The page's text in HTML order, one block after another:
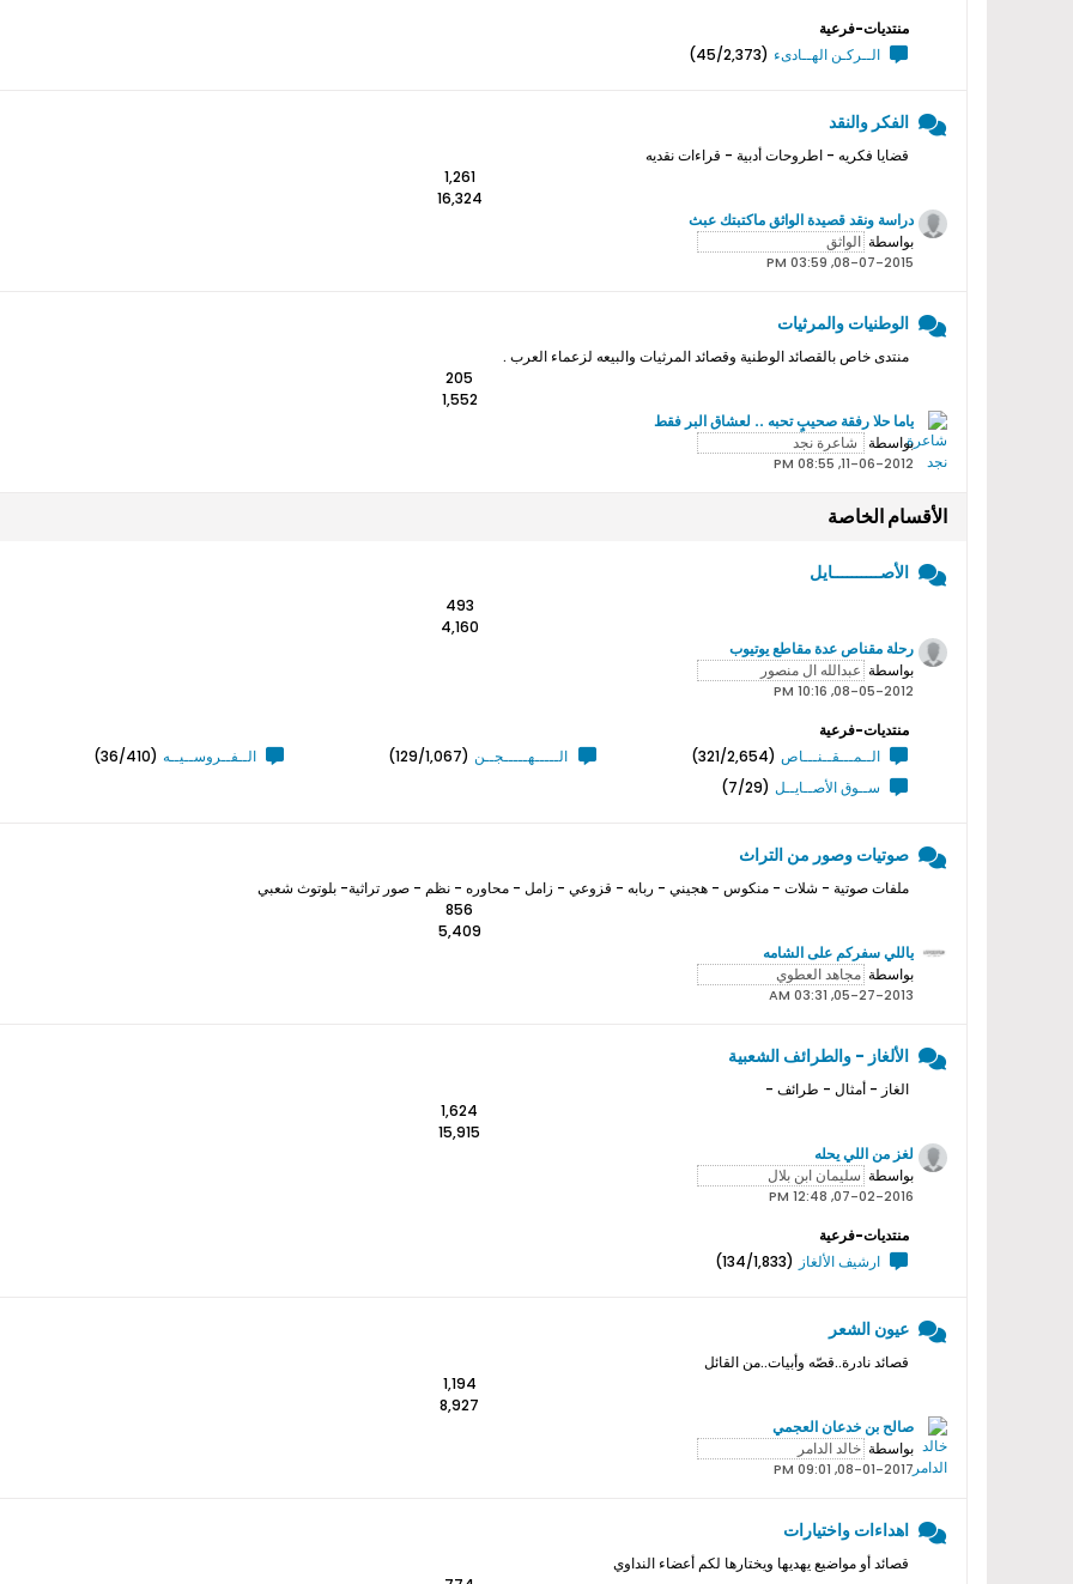
منتديات-فرعية
الــركـن الهــادىء (45/2,373)
الفكر والنقد
قضايا فكريه - اطروحات أدبية - قراءات نقديه
1,261
16,324
دراسة ونقد قصيدة الواثق ماكتبتك عبث
بواسطة
08-07-2015, 03:59 PM
الوطنيات والمرثيات
منتدى خاص بالقصائد الوطنية وقصائد المرثيات والبيعه لزعماء العرب .
205
1,552
ياما حلا رفقة صحيبٍ تحبه .. لعشاق البر فقط
بواسطة
11-06-2012, 08:55 PM
الأقسام الخاصة
الأصــــــــــايل
493
4,160
رحلة مقناص عدة مقاطع يوتيوب
بواسطة
08-05-2012, 10:16 PM
منتديات-فرعية
الــمـــقــنـــاص (321/2,654) الـــــهـــــجــن (129/1,067) الــفــروســيــه (36/410)
ســوق الأصــايــل (7/29)
صوتيات وصور من التراث
ملفات صوتية - شلات - منكوس - هجيني - ربابه - قزوعي - زامل - محاوره - نظم - صور تراثية- بلوتوث شعبي
856
5,409
ياللي سفركم على الشامه
بواسطة
05-27-2013, 03:31 AM
الألغاز - والطرائف الشعبية
الغاز - أمثال - طرائف -
1,624
15,915
لغز من اللي يحله
بواسطة
07-02-2016, 12:48 PM
منتديات-فرعية
ارشيف الألغاز (134/1,833)
عيون الشعر
قصائد نادرة..قصّه وأبيات..من القائل
1,194
8,927
صالح بن خدعان العجمي
بواسطة
08-01-2017, 09:01 PM
اهداءات واختيارات
قصائد أو مواضيع يهديها ويختارها لكم أعضاء النداوي